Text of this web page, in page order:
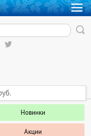
Новинки
Акции